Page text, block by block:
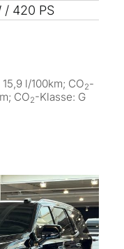
/ 420 PS
15,9 l/100km; CO2-
; CO2-Klasse: G